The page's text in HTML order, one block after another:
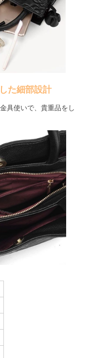
た細部設計
具使いで、貴重品をし